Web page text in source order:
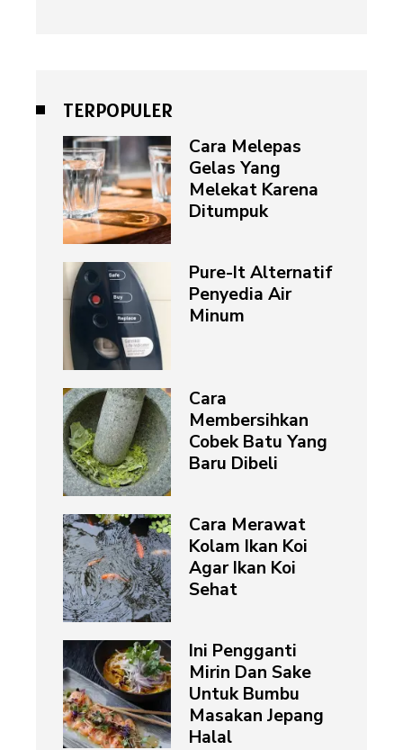
TERPOPULER
Cara Melepas
Gelas Yang
Melekat Karena
Ditumpuk
Pure-It Alternatif
Penyedia Air
Minum
Cara
Membersihkan
Cobek Batu Yang
Baru Dibeli
Cara Merawat
Kolam Ikan Koi
Agar Ikan Koi
Sehat
Ini Pengganti
Mirin Dan Sake
Untuk Bumbu
Masakan Jepang
Halal